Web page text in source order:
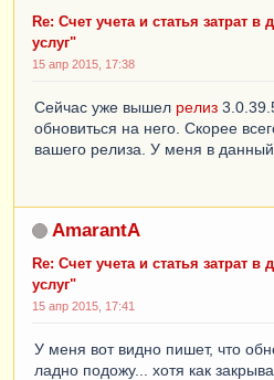
Re: Счет учета и статья затрат
услуг"
15 апр 2015, 17:38
Сейчас уже вышел релиз
обновиться на него. Скорее
вашего релиза. У меня в данный
AmarantA
Re: Счет учета и статья затрат
услуг"
15 апр 2015, 17:41
У меня вот видно пишет, что
ладно подожу... хотя как